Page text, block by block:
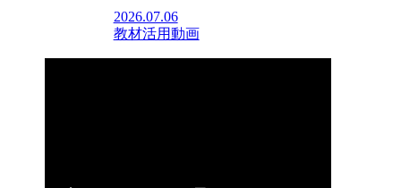
2026.07.06
教材活用動画